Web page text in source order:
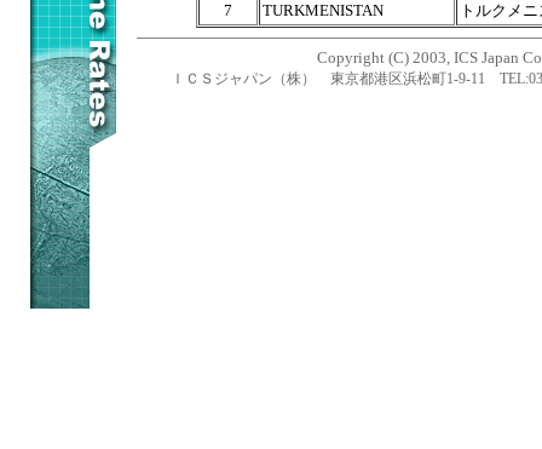
7
TURKMENISTAN トルクメ
Copyright (C) 2003, ICS Japan
ＩＣＳジャパン（株） 東京都港区浜松町1-9-11